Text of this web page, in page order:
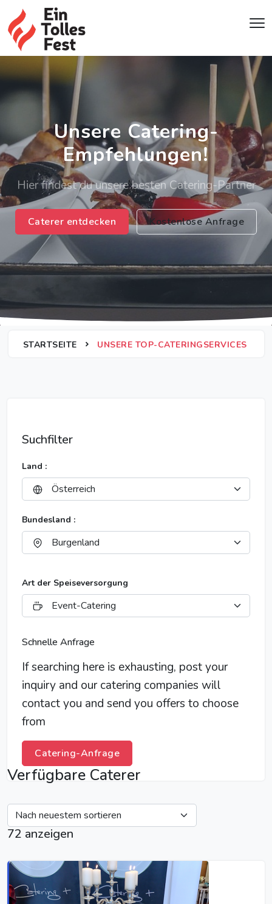
Unsere Catering-
Empfehlungen!
Hier findest du unsere besten Catering-Partner
Caterer entdecken Kostenlose Anfrage
STARTSEITE UNSERE TOP-CATERINGSERVICES
Suchfilter
Land :
Bundesland :
Art der Speiseversorgung
Schnelle Anfrage
If searching here is exhausting, post your
inquiry and our catering companies will
contact you and send you offers to choose
from
Catering-Anfrage
Verfügbare Caterer
72 anzeigen